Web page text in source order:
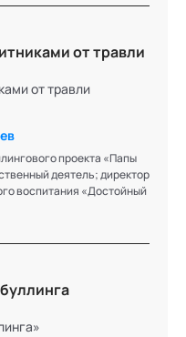
философского
МГУ имени
от травли
от травли
проекта «Папы
деятель; директор
воспитания «Достойный